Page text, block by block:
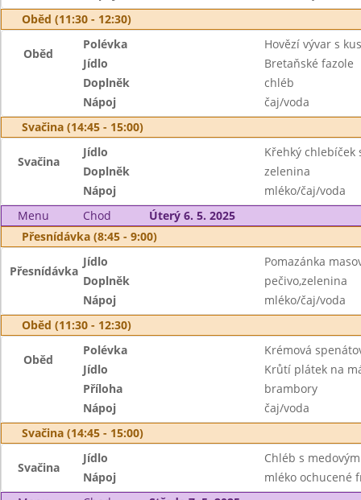
Oběd (11:30 - 12:30)
Oběd
Polévka
Hovězí vývar s
Jídlo
Bretaňské fazole
Doplněk
chléb
Nápoj
čaj/voda
Svačina (14:45 - 15:00)
Svačina
Jídlo
Křehký chlebíček
Doplněk
zelenina
Nápoj
mléko/čaj/voda
Menu
Chod
Úterý 6. 5. 2025
Přesnídávka (8:45 - 9:00)
Přesnídávka
Jídlo
Pomazánka
Doplněk
pečivo,zelenina
Nápoj
mléko/čaj/voda
Oběd (11:30 - 12:30)
Oběd
Polévka
Krémová
Jídlo
Krůtí plátek na
Příloha
brambory
Nápoj
čaj/voda
Svačina (14:45 - 15:00)
Svačina
Jídlo
Chléb s
Nápoj
mléko ochucené